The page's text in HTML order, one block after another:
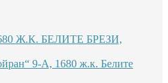
Ж.К. БЕЛИТЕ БРЕЗИ,
9-А, 1680 ж.к. Белите